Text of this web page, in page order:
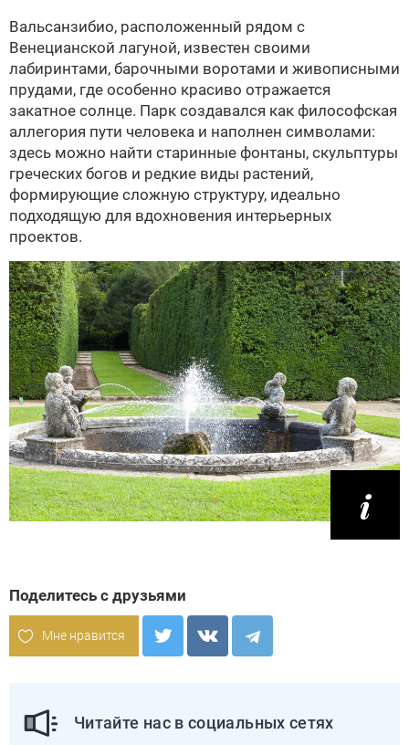
Вальсанзибио, расположенный рядом с
Венецианской лагуной, известен своими
лабиринтами, барочными воротами и живописными
прудами, где особенно красиво отражается
закатное солнце. Парк создавался как философская
аллегория пути человека и наполнен символами:
здесь можно найти старинные фонтаны, скульптуры
греческих богов и редкие виды растений,
формирующие сложную структуру, идеально
подходящую для вдохновения интерьерных
проектов.
Поделитесь с друзьями
Мне нравится
Читайте нас в социальных сетях